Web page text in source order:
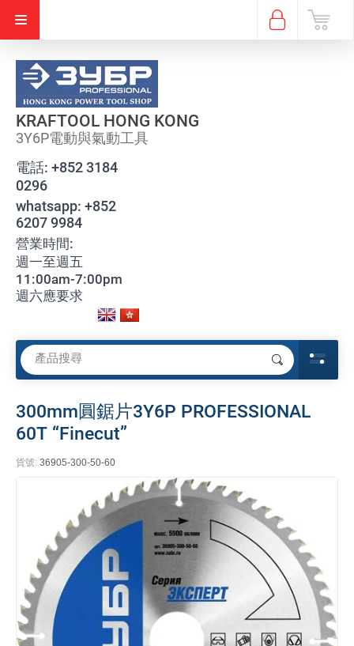
KRAFTOOL HONG KONG
3Y6P電動與氣動工具
電話: +852 3184
0296
whatsapp: +852
6207 9984
營業時間:
週一至週五
11:00am-7:00pm
週六應要求
300mm圓鋸片3Y6P PROFESSIONAL
60T “Finecut”
貨號: 36905-300-50-60